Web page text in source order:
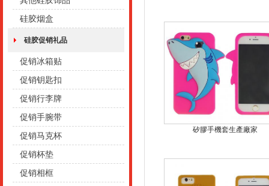
硅胶烟盒
硅胶促销礼品
促销冰箱贴
促销钥匙扣
促销行李牌
促销手腕带
促销马克杯
促销杯垫
促销相框
矽膠手機套生產廠家